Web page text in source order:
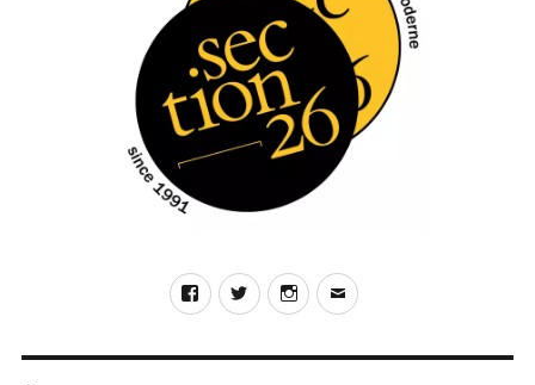
FacebookTwitterInstagram
E-